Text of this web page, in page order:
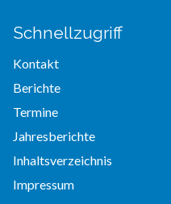
Schnellzugriff
Kontakt
Berichte
Termine
Jahresberichte
Inhaltsverzeichnis
Impressum